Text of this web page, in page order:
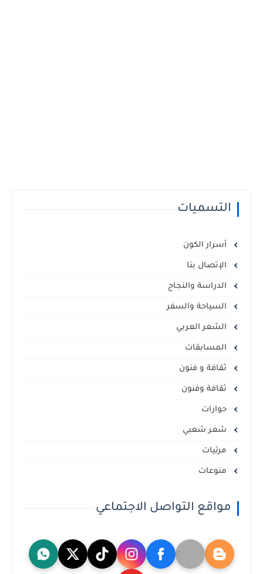
التسميات
أسرار الكون
الإتصال بنا
الدراسة والنجاح
السياحة والسفر
الشعر العربي
المسابقات
ثقافة و فنون
ثقافة وفنون
حوارات
شعر شعبي
مرئيات
منوعات
مواقع التواصل الاجتماعي